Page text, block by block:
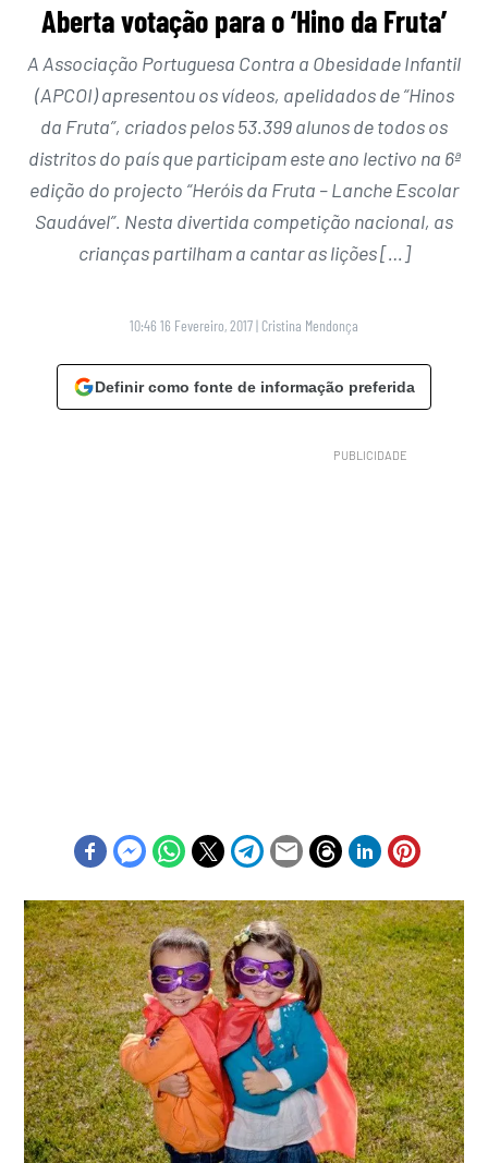
Aberta votação para o ‘Hino da Fruta’
A Associação Portuguesa Contra a Obesidade Infantil
(APCOI) apresentou os vídeos, apelidados de “Hinos
da Fruta”, criados pelos 53.399 alunos de todos os
distritos do país que participam este ano lectivo na 6ª
edição do projecto “Heróis da Fruta – Lanche Escolar
Saudável”. Nesta divertida competição nacional, as
crianças partilham a cantar as lições […]
10:46 16 Fevereiro, 2017| Cristina Mendonça
Definir como fonte de informação preferida